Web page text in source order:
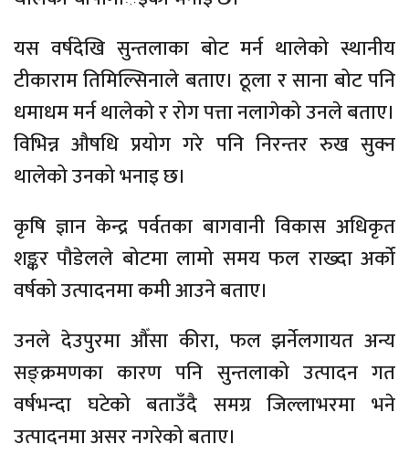
यस वर्षदेखि सुन्तलाका बोट मर्न थालेको स्थानीय
टीकाराम तिमिल्सिनाले बताए। ठूला र साना बोट पनि
धमाधम मर्न थालेको र रोग पत्ता नलागेको उनले बताए।
विभिन्न औषधि प्रयोग गरे पनि निरन्तर रुख सुक्न
थालेको उनको भनाइ छ।
कृषि ज्ञान केन्द्र पर्वतका बागवानी विकास अधिकृत
शङ्कर पौडेलले बोटमा लामो समय फल राख्दा अर्को
वर्षको उत्पादनमा कमी आउने बताए।
उनले देउपुरमा औँसा कीरा, फल झर्नेलगायत अन्य
सङ्क्रमणका कारण पनि सुन्तलाको उत्पादन गत
वर्षभन्दा घटेको बताउँदै समग्र जिल्लाभरमा भने
उत्पादनमा असर नगरेको बताए।